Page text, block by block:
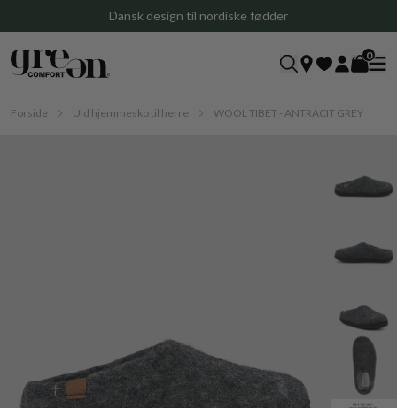
Dansk design til nordiske fødder
0
Forside Uld hjemmesko til herre WOOL TIBET - ANTRACIT GREY